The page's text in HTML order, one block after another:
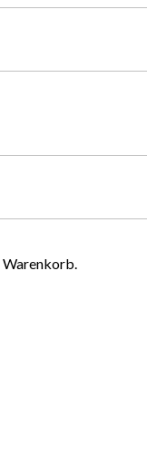
Warenkorb.